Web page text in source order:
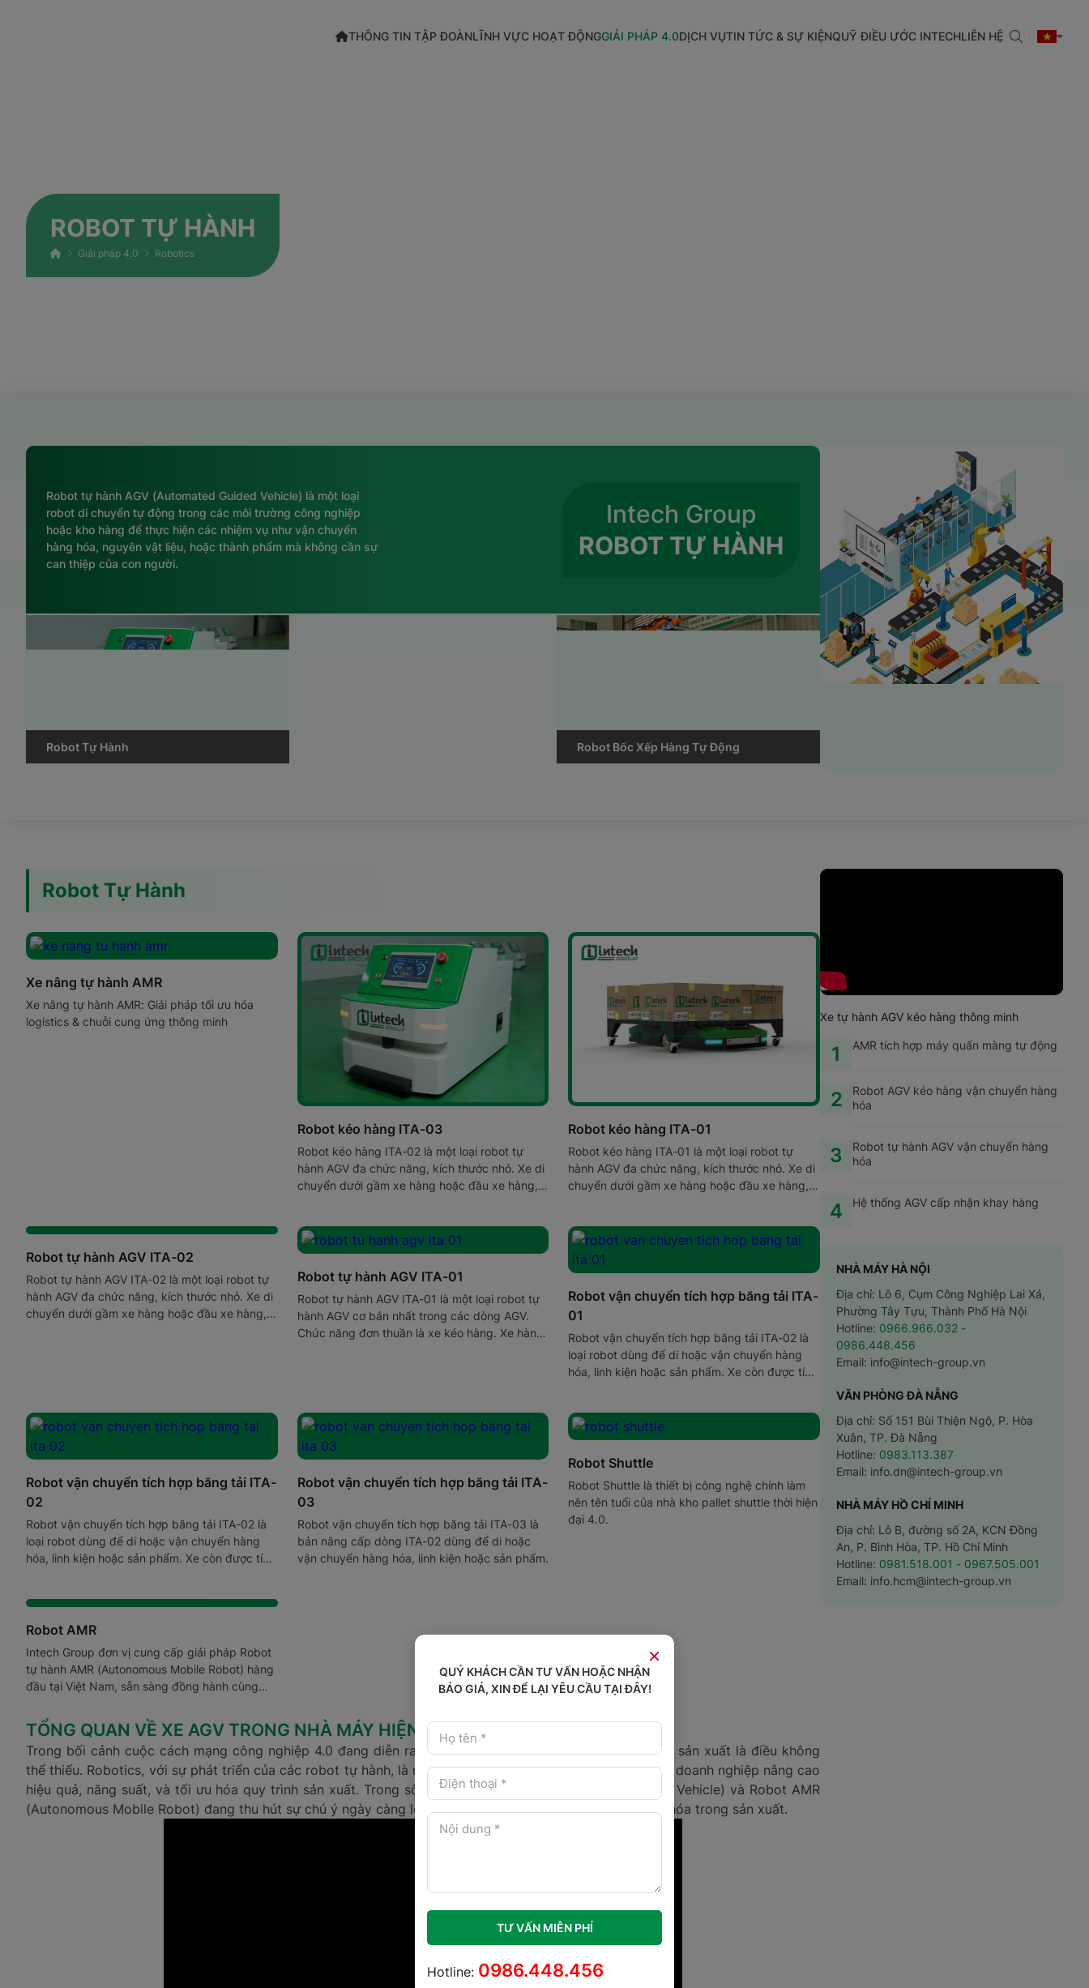
THÔNG TIN TẬP ĐOÀNLĨNH VỰC HOẠT ĐỘNGGIẢI PHÁP 4.0DỊCH VỤTIN TỨC & SỰ KIỆNQUỸ ĐIỀU ƯỚC INTECHLIÊN HỆ
ROBOT TỰ HÀNH
Giải pháp 4.0 Robotics
Intech Group
ROBOT TỰ HÀNH
Robot tự hành AGV (Automated Guided Vehicle) là một loại
robot di chuyển tự động trong các môi trường công nghiệp
hoặc kho hàng để thực hiện các nhiệm vụ như vận chuyển
hàng hóa, nguyên vật liệu, hoặc thành phẩm mà không cần sự
can thiệp của con người.
Robot Tự Hành Robot Bốc Xếp Hàng Tự Động
Robot Tự Hành
Xe nâng tự hành AMR
Xe nâng tự hành AMR: Giải pháp tối ưu hóa
logistics & chuỗi cung ứng thông minh
Robot kéo hàng ITA-03
Robot kéo hàng ITA-02 là một loại robot tự
hành AGV đa chức năng, kích thước nhỏ. Xe di
chuyển dưới gầm xe hàng hoặc đầu xe hàng,
Robot kéo hàng ITA-01
Robot kéo hàng ITA-01 là một loại robot tự
hành AGV đa chức năng, kích thước nhỏ. Xe di
chuyển dưới gầm xe hàng hoặc đầu xe hàng,
Robot tự hành AGV ITA-02
Robot tự hành AGV ITA-02 là một loại robot tự
hành AGV đa chức năng, kích thước nhỏ. Xe di
chuyển dưới gầm xe hàng hoặc đầu xe hàng,
Robot tự hành AGV ITA-01
Robot tự hành AGV ITA-01 là một loại robot tự
hành AGV cơ bản nhất trong các dòng AGV.
Chức năng đơn thuần là xe kéo hàng. Xe hàng
Robot vận chuyển tích hợp băng tải ITA-
01
Robot vận chuyển tích hợp băng tải ITA-02 là
loại robot dùng để di hoặc vận chuyển hàng
hóa, linh kiện hoặc sản phẩm. Xe còn được tích
Robot vận chuyển tích hợp băng tải ITA-
02
Robot vận chuyển tích hợp băng tải ITA-02 là
loại robot dùng để di hoặc vận chuyển hàng
hóa, linh kiện hoặc sản phẩm. Xe còn được tích
Robot vận chuyển tích hợp băng tải ITA-
03
Robot vận chuyển tích hợp băng tải ITA-03 là
bản nâng cấp dòng ITA-02 dùng để di hoặc
vận chuyển hàng hóa, linh kiện hoặc sản phẩm.
Robot Shuttle
Robot Shuttle là thiết bị công nghệ chính làm
nên tên tuổi của nhà kho pallet shuttle thời hiện
đại 4.0.
Robot AMR
Intech Group đơn vị cung cấp giải pháp Robot
tự hành AMR (Autonomous Mobile Robot) hàng
đầu tại Việt Nam, sẵn sàng đồng hành cùng
sản xuất và logistics thông minh.
TỔNG QUAN VỀ XE AGV TRONG NHÀ MÁY HIỆN ĐẠI.
Trong bối cảnh cuộc cách mạng công nghiệp 4.0 đang diễn ra mạnh mẽ, việc ứng dụng công nghệ vào sản xuất là điều không
thể thiếu. Robotics, với sự phát triển của các robot tự hành, là một trong những giải pháp then chốt giúp doanh nghiệp nâng cao
hiệu quả, năng suất, và tối ưu hóa quy trình sản xuất. Trong số đó, xe tự hành AGV (Automated Guided Vehicle) và Robot AMR
(Autonomous Mobile Robot) đang thu hút sự chú ý ngày càng lớn và được xem là tương lai của tự động hóa trong sản xuất.
Xe tự hành AGV kéo hàng thông minh
1 AMR tích hợp máy quấn màng tự động
2
Robot AGV kéo hàng vận chuyển hàng
hóa
3
Robot tự hành AGV vận chuyển hàng
hóa
4 Hệ thống AGV cấp nhận khay hàng
NHÀ MÁY HÀ NỘI
Địa chỉ: Lô 6, Cụm Công Nghiệp Lai Xá,
Phường Tây Tựu, Thành Phố Hà Nội
Hotline: 0966.966.032 -
0986.448.456
Email: info@intech-group.vn
VĂN PHÒNG ĐÀ NẴNG
Địa chỉ: Số 151 Bùi Thiện Ngộ, P. Hòa
Xuân, TP. Đà Nẵng
Hotline: 0983.113.387
Email: info.dn@intech-group.vn
NHÀ MÁY HỒ CHÍ MINH
Địa chỉ: Lô B, đường số 2A, KCN Đồng
An, P. Bình Hòa, TP. Hồ Chí Minh
Hotline: 0981.518.001 - 0967.505.001
Email: info.hcm@intech-group.vn
×
QUÝ KHÁCH CẦN TƯ VẤN HOẶC NHẬN
BÁO GIÁ, XIN ĐỂ LẠI YÊU CẦU TẠI ĐÂY!
TƯ VẤN MIỄN PHÍ
Hotline: 0986.448.456